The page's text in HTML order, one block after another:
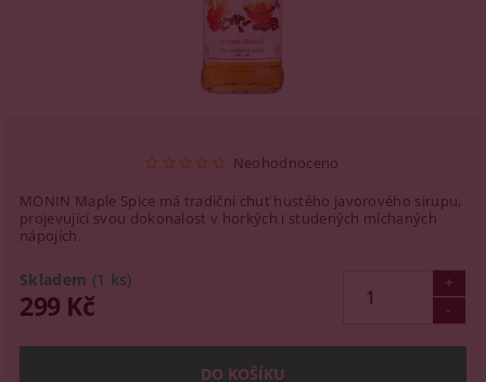
Neohodnoceno
MONIN Maple Spice má tradiční chuť hustého javorového sirupu,
projevující svou dokonalost v horkých i studených míchaných
nápojích.
Skladem (1 ks)
299 Kč